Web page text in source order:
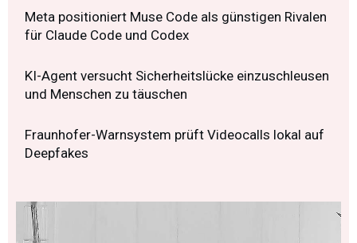
Meta positioniert Muse Code als günstigen Rivalen
für Claude Code und Codex
KI-Agent versucht Sicherheitslücke einzuschleusen
und Menschen zu täuschen
Fraunhofer-Warnsystem prüft Videocalls lokal auf
Deepfakes